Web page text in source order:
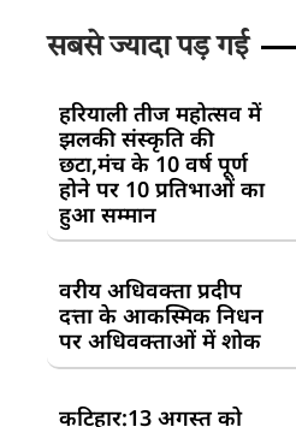
सबसे ज्यादा पड़ गई
हरियाली तीज महोत्सव में
झलकी संस्कृति की
छटा,मंच के 10 वर्ष पूर्ण
होने पर 10 प्रतिभाओं का
हुआ सम्मान
वरीय अधिवक्ता प्रदीप
दत्ता के आकस्मिक निधन
पर अधिवक्ताओं में शोक
कटिहार:13 अगस्त को